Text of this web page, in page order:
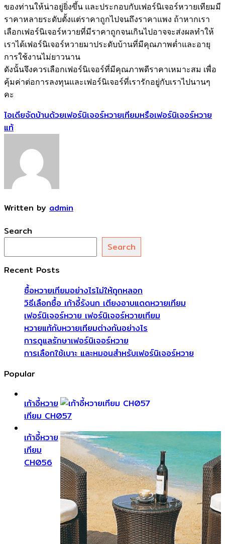
ของท่านให้น่าอยู่ยิ่งขึ้น และประกอบกับเฟอร์นิเจอร์หวายเทียมมี
ราคาหลายระดับตั้งแต่ราคาถูกไปจนถึงราคาแพง ถ้าหากเรา
เลือกเฟอร์นิเจอร์หวายที่มีราคาถูกจนเกินไปอาจจะส่งผลทำให้
เราได้เฟอร์นิเจอร์หวายมาประดับบ้านที่มีคุณภาพต่ำและอายุ
การใช้งานไม่ยาวนาน
ดังนั้นจึงควรเลือกเฟอร์นิเจอร์ที่มีคุณภาพดีราคาเหมาะสม เพื่อ
คุ้มค่าต่อการลงทุนและเฟอร์นิเจอร์ที่เรารักอยู่กับเราไปนานๆ
คะ
Post
navigation
ไอเดียจัดบ้านด้วยเฟอร์นิเจอร์หวายเทียมหรือเฟอร์นิเจอร์หวาย
แท้
Written by admin
Search
Search
Recent Posts
ซื้อหวายเทียมอย่างไรไม่ให้ถูกหลอก
วิธีเลือกซื้อ เก้าอี้รังนก เตียงอาบแดดหวายเทียม
เฟอร์นิเจอร์หวาย เฟอร์นิเจอร์หวายเทียม
หวายแท้กับหวายเทียมต่างกันอย่างไร
การดูแลรักษาเฟอร์นิเจอร์หวาย
การเลือกใช้เบาะ และหมอนสำหรับเฟอร์นิเจอร์หวาย
Popular
เก้าอี้หวาย
เทียม CH057
เก้าอี้หวาย
เทียม
CH056